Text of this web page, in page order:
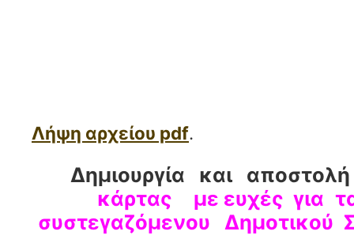
Λήψη αρχείου pdf.
Δημιουργία και
κάρτας
με ευχές για
συστεγαζόμενου Δημοτικού